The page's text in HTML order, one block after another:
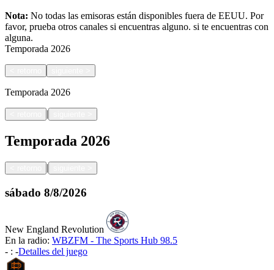
Nota: No todas las emisoras están disponibles fuera de EEUU. Por
favor, prueba otros canales si encuentras alguno. si te encuentras con
alguna.
Temporada 2026
Temporada 2026
|
Temporada 2026
|
sábado 8/8/2026
New England Revolution
En la radio: WBZFM - The Sports Hub 98.5
- : -Detalles del juego